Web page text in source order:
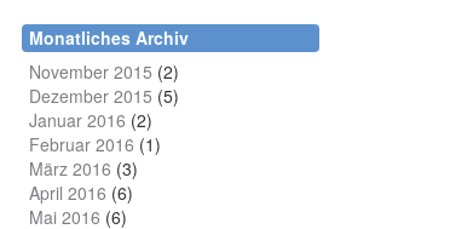
Monatliches Archiv
November 2015 (2)
Dezember 2015 (5)
Januar 2016 (2)
Februar 2016 (1)
März 2016 (3)
April 2016 (6)
Mai 2016 (6)